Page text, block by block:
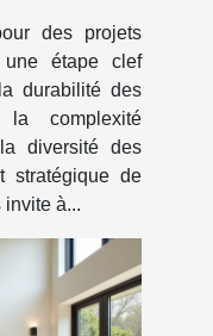
des projets
une étape clef
durabilité des
complexité
diversité des
stratégique de
invite à...